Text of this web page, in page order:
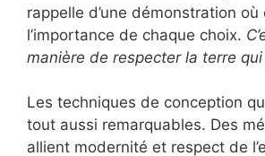
rappelle d’une démonstration
l’importance de chaque choix.
manière de respecter la terre
Les techniques de conception
tout aussi remarquables. Des
allient modernité et respect de